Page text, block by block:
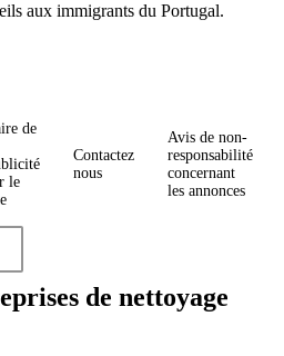
aux immigrants du Portugal.
de
le
Contactez
nous
Avis de non-
responsabilité
concernant
les annonces
de nettoyage